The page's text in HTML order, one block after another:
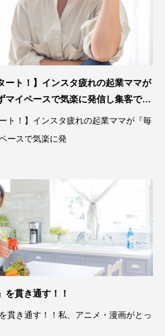
ート！】インスタ疲れの起業ママが
マイペースで気楽に発信し集客でき
ト！】インスタ疲れの起業ママが『毎
ースで気楽に発
を貫き通す！！
貫き通す！！私、アニメ・漫画がとっ